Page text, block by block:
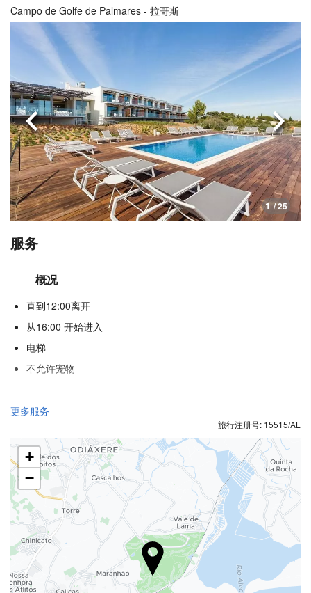
Campo de Golfe de Palmares - 拉哥斯
1 / 25
上一页 下一
服务
概况
直到12:00离开
从16:00 开始进入
电梯
不允许宠物
接待服务
行李寄存
食品与饮品
单点餐厅
酒巴
游泳池
更多服务
旅行注册号: 15515/AL
+
−